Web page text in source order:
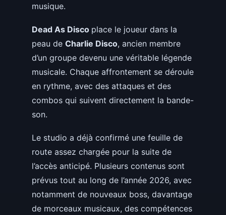
musique.
Dead As Disco place le joueur dans la
peau de Charlie Disco, ancien membre
d’un groupe devenu une véritable légende
musicale. Chaque affrontement se déroule
en rythme, avec des attaques et des
combos qui suivent directement la bande-
son.
Le studio a déjà confirmé une feuille de
route assez chargée pour la suite de
l’accès anticipé. Plusieurs contenus sont
prévus tout au long de l’année 2026, avec
notamment de nouveaux boss, davantage
de morceaux musicaux, des compétences